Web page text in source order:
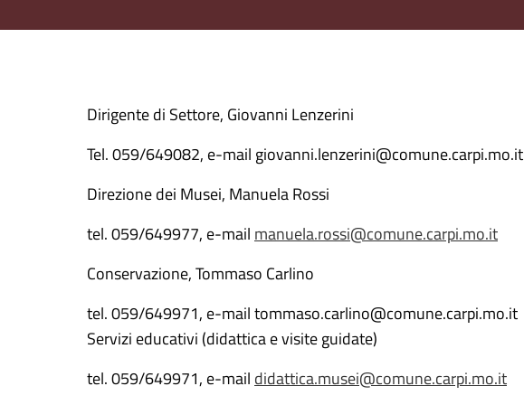
Dirigente di Settore, Giovanni Lenzerini
Tel. 059/649082, e-mail giovanni.lenzerini@comune.carpi.mo.it
Direzione dei Musei, Manuela Rossi
tel. 059/649977, e-mail manuela.rossi@comune.carpi.mo.it
Conservazione, Tommaso Carlino
tel. 059/649971, e-mail tommaso.carlino@comune.carpi.mo.it
Servizi educativi (didattica e visite guidate)
tel. 059/649971, e-mail didattica.musei@comune.carpi.mo.it